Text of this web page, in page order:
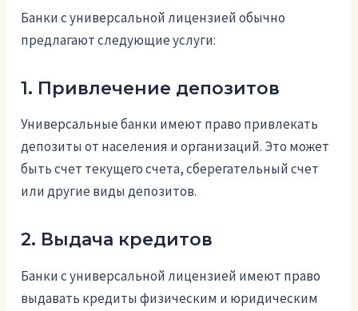
Банки с универсальной лицензией обычно
предлагают следующие услуги:
1. Привлечение депозитов
Универсальные банки имеют право привлекать
депозиты от населения и организаций. Это может
быть счет текущего счета, сберегательный счет
или другие виды депозитов.
2. Выдача кредитов
Банки с универсальной лицензией имеют право
выдавать кредиты физическим и юридическим